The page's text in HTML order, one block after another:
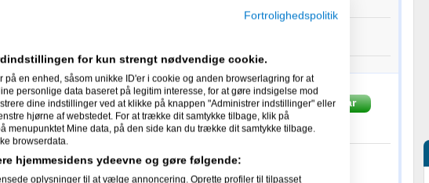
Karma for indlæg: 4
Svar
David Duun
Skrevet Skrev: 06-03-2009 kl. 10:11
Sanne,
Fortrolighedspolitik
for kun strengt nødvendige cookie.
en enhed, såsom unikke ID'er i cookie og anden browserlagring for at
personlige data baseret på legitim interesse, for at gøre indsigelse mod
dine indstillinger ved at klikke på knappen "Administrer indstillinger" eller
hjørne af webstedet. For at trække dit samtykke tilbage, klik på
menupunktet Mine data, på den side kan du trække dit samtykke tilbage.
browserdata.
hjemmesidens ydeevne og gøre følgende:
oplysninger til at vælge annoncering. Oprette profiler til tilpasset